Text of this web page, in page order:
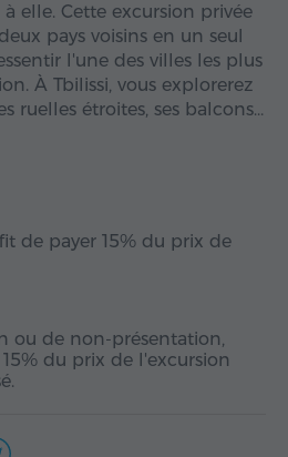
elle. Cette excursion privée
pays voisins en un seul
l'une des villes les plus
À Tbilissi, vous explorerez
ruelles étroites, ses balcons…
de payer 15% du prix de
ou de non-présentation,
du prix de l'excursion